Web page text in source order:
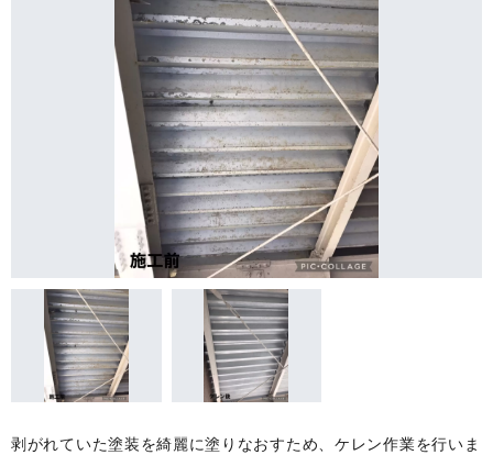
剥がれていた塗装を綺麗に塗りなおすため、ケレン作業を行いま